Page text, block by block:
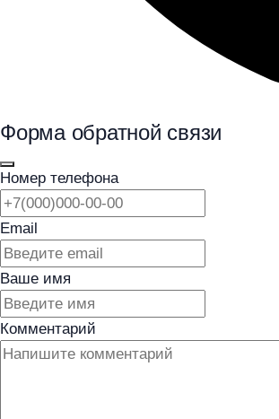
Форма обратной связи
Номер телефона
Email
Ваше имя
Комментарий